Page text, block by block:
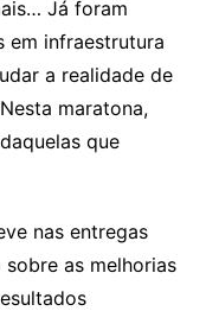
Já foram
em infraestrutura
a realidade de
maratona,
que
nas entregas
as melhorias